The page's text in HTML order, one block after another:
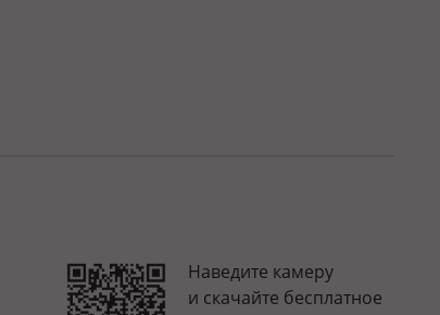
Наведите камеру
и скачайте бесплатное